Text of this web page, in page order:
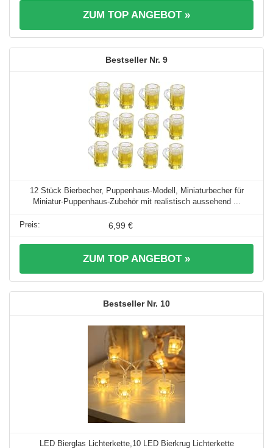
ZUM TOP ANGEBOT »
9
12 Stück Bierbecher, Puppenhaus-Modell, Miniaturbecher für
Miniatur-Puppenhaus-Zubehör mit realistisch aussehend ...
6,99 €
ZUM TOP ANGEBOT »
10
LED Bierglas Lichterkette,10 LED Bierkrug Lichterkette